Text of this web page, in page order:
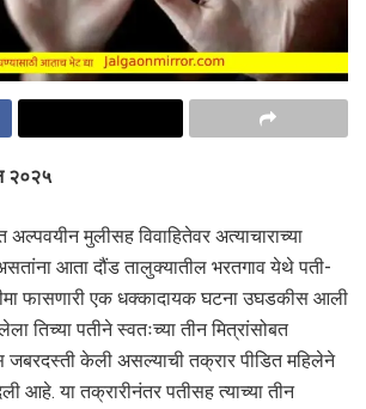
२०२५
मुलीसह विवाहितेवर अत्याचाराच्या
आता दौंड तालुक्यातील भरतगाव येथे पती-
फासणारी एक धक्कादायक घटना उघडकीस आली
तिच्या पतीने स्वतःच्या तीन मित्रांसोबत
जबरदस्ती केली असल्याची तक्रार पीडित महिलेने
आहे. या तक्रारीनंतर पतीसह त्याच्या तीन